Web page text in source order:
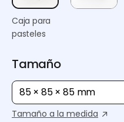
Caja para
pasteles
Tamaño
85 × 85 × 85 mm
Tamaño a la medida